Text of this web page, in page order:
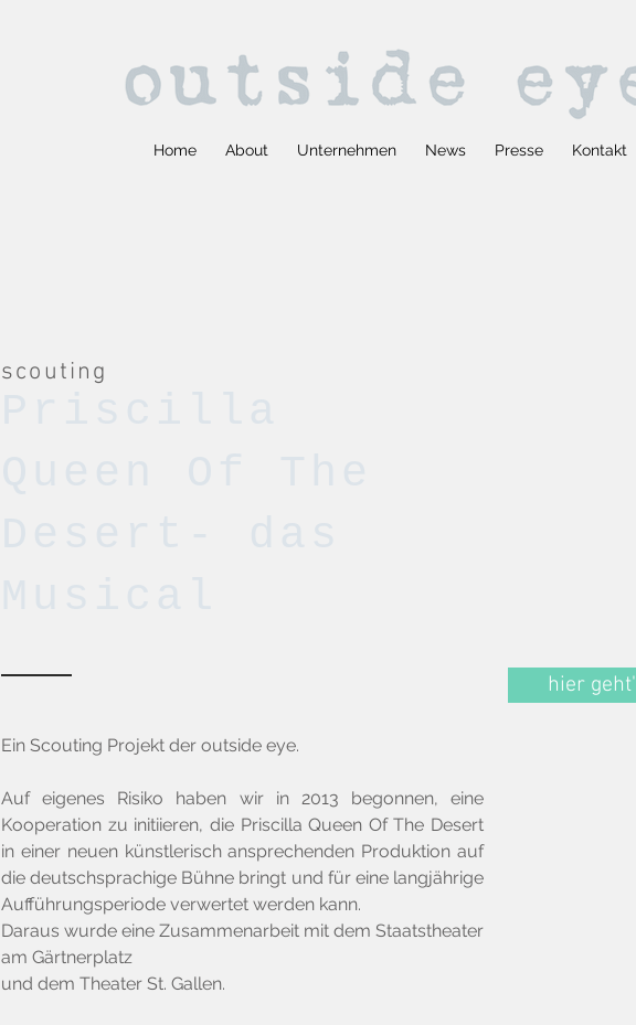
Home About Unternehmen News Presse Kontakt
scouting
hier
Ein Scouting Projekt der outside eye.
Auf eigenes Risiko haben wir in 2013 begonnen, eine
Kooperation zu initiieren, die Priscilla Queen Of The Desert
in einer neuen künstlerisch ansprechenden Produktion auf
die deutschsprachige Bühne bringt und für eine langjährige
Aufführungsperiode verwertet werden kann.
Daraus wurde eine Zusammenarbeit mit dem Staatstheater
am Gärtnerplatz
und dem Theater St. Gallen.